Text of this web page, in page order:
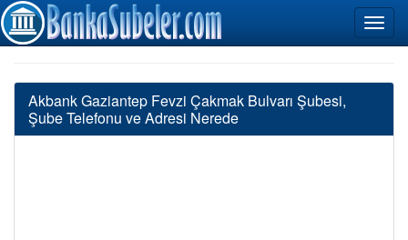
Akbank Gaziantep Fevzi Çakmak Bulvarı Şubesi,
Şube Telefonu ve Adresi Nerede